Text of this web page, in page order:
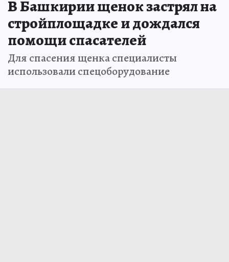
В Башкирии щенок застрял на
стройплощадке и дождался
помощи спасателей
Для спасения щенка специалисты
использовали спецоборудование